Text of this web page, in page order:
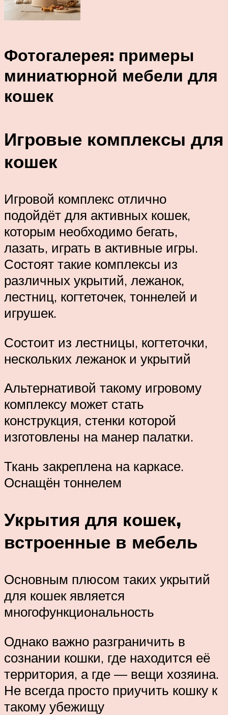
Фотогалерея: примеры
миниатюрной мебели для
кошек
Игровые комплексы для
кошек
Игровой комплекс отлично
подойдёт для активных кошек,
которым необходимо бегать,
лазать, играть в активные игры.
Состоят такие комплексы из
различных укрытий, лежанок,
лестниц, когтеточек, тоннелей и
игрушек.
Состоит из лестницы, когтеточки,
нескольких лежанок и укрытий
Альтернативой такому игровому
комплексу может стать
конструкция, стенки которой
изготовлены на манер палатки.
Ткань закреплена на каркасе.
Оснащён тоннелем
Укрытия для кошек,
встроенные в мебель
Основным плюсом таких укрытий
для кошек является
многофункциональность
Однако важно разграничить в
сознании кошки, где находится её
территория, а где — вещи хозяина.
Не всегда просто приучить кошку к
такому убежищу